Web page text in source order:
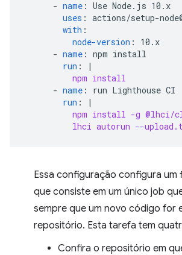
- name : Use Node.js 10.x
uses : actions/setup-
with :
node-version :
10.x
- name : npm install
run :
|
npm install
- name :
run Lighthouse CI
run :
|
npm install -g @lhci/
lhci autorun --
Essa configuração configura um
que consiste em um único job
sempre que um novo código for
repositório. Esta tarefa tem
Confira o repositório em